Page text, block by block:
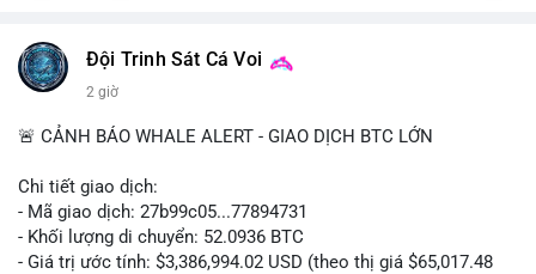
Đội Trinh Sát Cá Voi
2 giờ
🚨 CẢNH BÁO WHALE ALERT - GIAO DỊCH BTC LỚN
Chi tiết giao dịch:
- Mã giao dịch: 27b99c05...77894731
- Khối lượng di chuyển: 52.0936 BTC
- Giá trị ước tính: $3,386,994.02 USD (theo thị giá $65,017.48